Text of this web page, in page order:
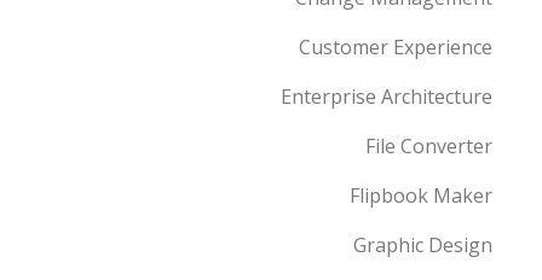
Customer Experience
Enterprise Architecture
File Converter
Flipbook Maker
Graphic Design